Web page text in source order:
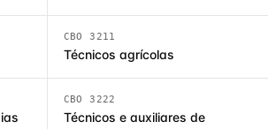
CBO 3211
Técnicos agrícolas
CBO 3222
Técnicos e auxiliares de